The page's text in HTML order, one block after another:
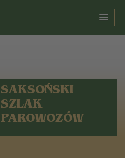
SAKSOŃSKI
SZLAK
PAROWOZÓW